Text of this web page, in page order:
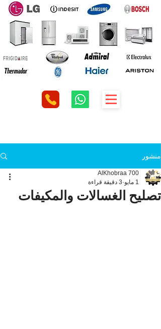
منشور
تصليح الغسالات والمكيفات
AlKhobraa 700
1 مايو
3 دقيقة قراءة